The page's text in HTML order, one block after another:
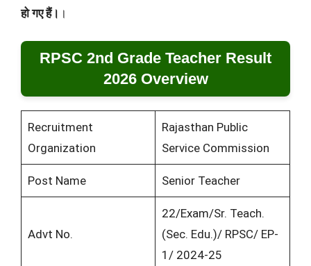
हो गए हैं। ।
RPSC 2nd Grade Teacher Result
2026 Overview
Recruitment
Organization
Rajasthan Public
Service Commission
Post Name Senior Teacher
Advt No.
22/Exam/Sr. Teach.
(Sec. Edu.)/ RPSC/ EP-
1/ 2024-25